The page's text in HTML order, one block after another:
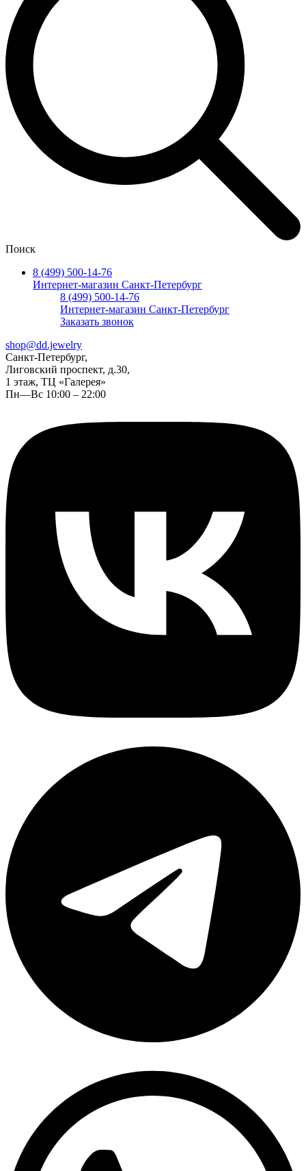
Поиск
8 (499) 500-14-76
Интернет-магазин Санкт-Петербург
8 (499) 500-14-76
Интернет-магазин Санкт-Петербург
Заказать звонок
shop@dd.jewelry
Санкт-Петербург,
Лиговский проспект, д.30,
1 этаж, ТЦ «Галерея»
Пн—Вс 10:00 – 22:00